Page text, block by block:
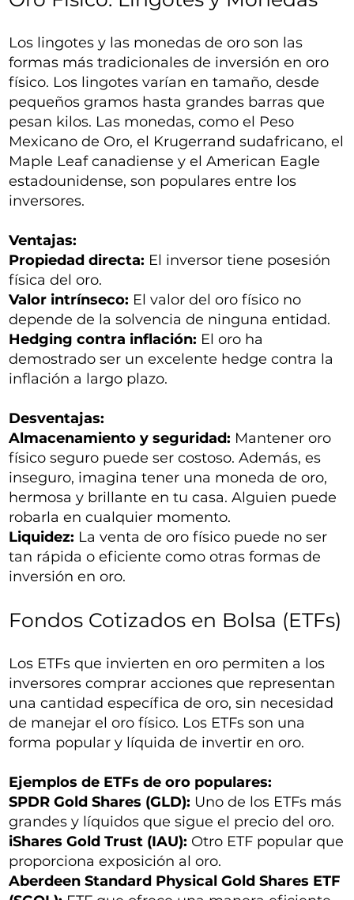
Los lingotes y las monedas de oro son las
formas más tradicionales de inversión en oro
físico. Los lingotes varían en tamaño, desde
pequeños gramos hasta grandes barras que
pesan kilos. Las monedas, como el Peso
Mexicano de Oro, el Krugerrand sudafricano, el
Maple Leaf canadiense y el American Eagle
estadounidense, son populares entre los
inversores.
Ventajas:
Propiedad directa: El inversor tiene posesión
física del oro.
Valor intrínseco: El valor del oro físico no
depende de la solvencia de ninguna entidad.
Hedging contra inflación: El oro ha
demostrado ser un excelente hedge contra la
inflación a largo plazo.
Desventajas:
Almacenamiento y seguridad: Mantener oro
físico seguro puede ser costoso. Además, es
inseguro, imagina tener una moneda de oro,
hermosa y brillante en tu casa. Alguien puede
robarla en cualquier momento.
Liquidez: La venta de oro físico puede no ser
tan rápida o eficiente como otras formas de
inversión en oro.
Fondos Cotizados en Bolsa (ETFs)
Los ETFs que invierten en oro permiten a los
inversores comprar acciones que representan
una cantidad específica de oro, sin necesidad
de manejar el oro físico. Los ETFs son una
forma popular y líquida de invertir en oro.
Ejemplos de ETFs de oro populares:
SPDR Gold Shares (GLD): Uno de los ETFs más
grandes y líquidos que sigue el precio del oro.
iShares Gold Trust (IAU): Otro ETF popular que
proporciona exposición al oro.
Aberdeen Standard Physical Gold Shares ETF